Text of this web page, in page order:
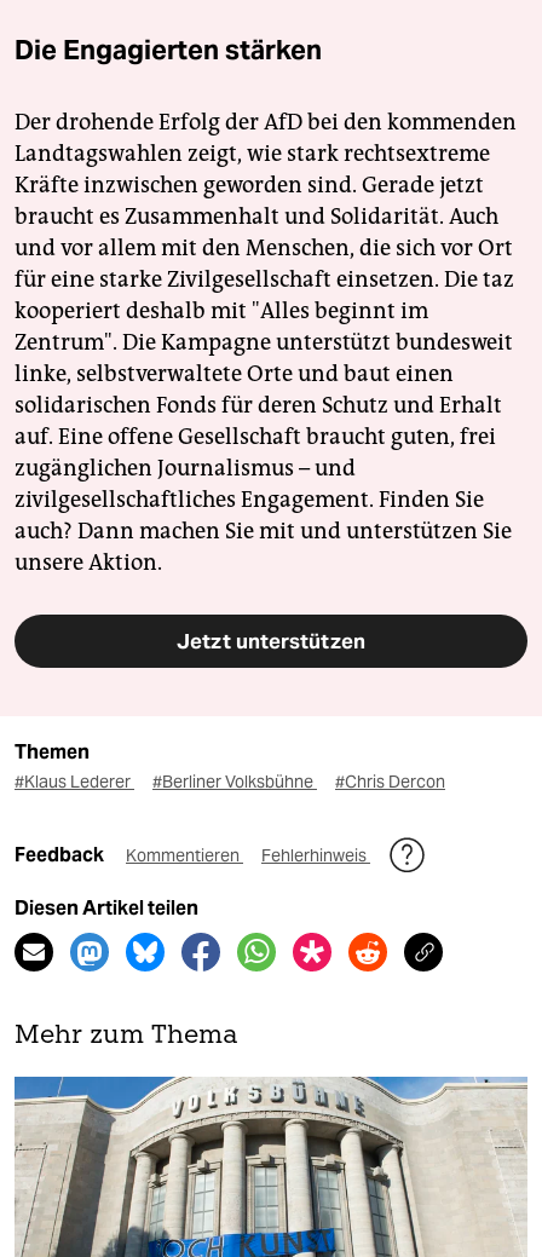
Die Engagierten stärken
Der drohende Erfolg der AfD bei den kommenden
Landtagswahlen zeigt, wie stark rechtsextreme
Kräfte inzwischen geworden sind. Gerade jetzt
braucht es Zusammenhalt und Solidarität. Auch
und vor allem mit den Menschen, die sich vor Ort
für eine starke Zivilgesellschaft einsetzen. Die taz
kooperiert deshalb mit "Alles beginnt im
Zentrum". Die Kampagne unterstützt bundesweit
linke, selbstverwaltete Orte und baut einen
solidarischen Fonds für deren Schutz und Erhalt
auf. Eine offene Gesellschaft braucht guten, frei
zugänglichen Journalismus – und
zivilgesellschaftliches Engagement. Finden Sie
auch? Dann machen Sie mit und unterstützen Sie
unsere Aktion.
Jetzt unterstützen
Themen
#Klaus Lederer #Berliner Volksbühne #Chris Dercon
Feedback Kommentieren Fehlerhinweis
Diesen Artikel teilen
Mehr zum Thema